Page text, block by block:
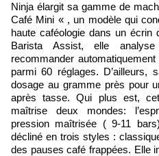
Ninja élargit sa gamme de machine à café café avec la « Luxe
Café Mini « , un modèle qui
haute caféologie dans un écrin
Barista Assist, elle
recommander
parmi 60 réglages. D’ailleurs,
dosage au gramme près pour
après tasse. Qui plus est,
maîtrise deux mondes:
pression maîtrisée ( 9-11
décliné en trois styles :
des pauses café frappées. Elle